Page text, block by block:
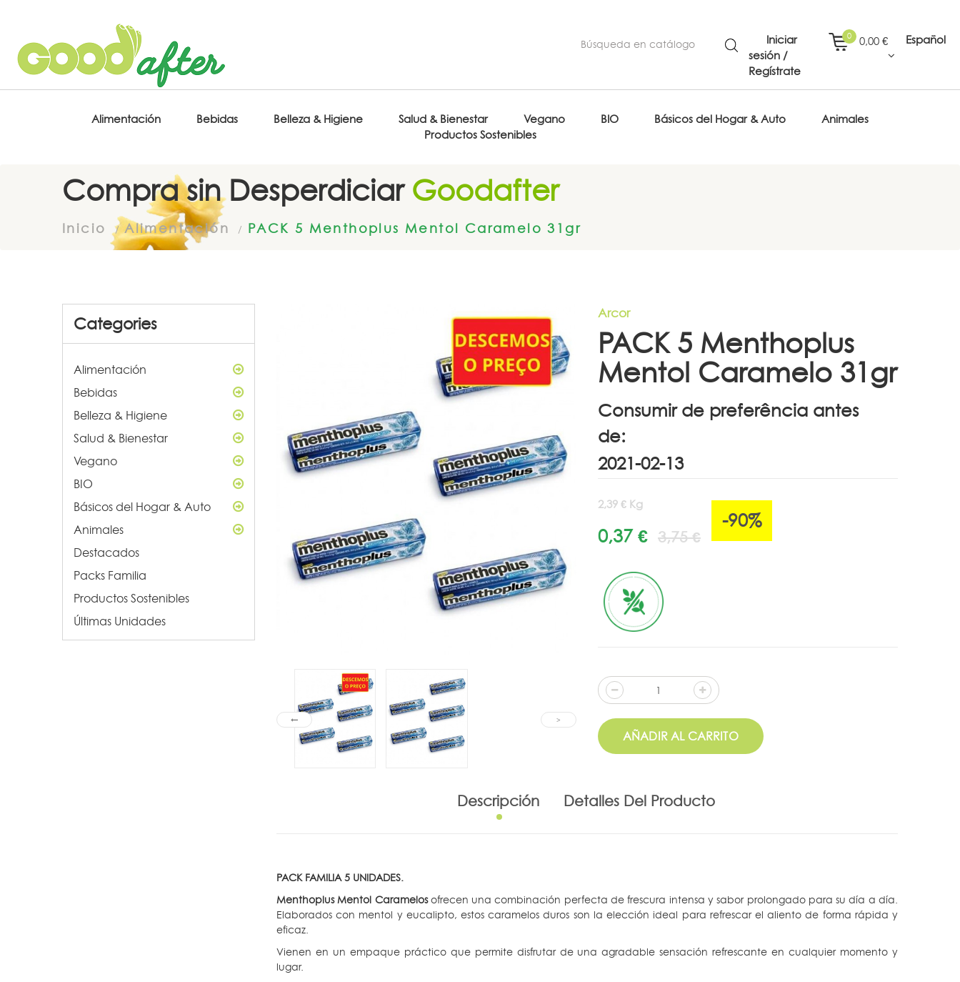
Iniciar
sesión /
Regístrate
0,00 €
0 Español
Alimentación Bebidas Belleza & Higiene Salud & Bienestar Vegano BIO Básicos del Hogar & Auto
Animales
Productos Sostenibles
Compra sin DesperdiciarGoodafter
Inicio Alimentación PACK 5 Menthoplus Mentol Caramelo 31gr
Categories
Alimentación
Bebidas
Belleza & Higiene
Salud & Bienestar
Vegano
BIO
Básicos del Hogar & Auto
Animales
Destacados
Packs Familia
Productos Sostenibles
Últimas Unidades
Arcor
PACK 5 Menthoplus
Mentol Caramelo 31gr
Consumir de preferência antes
de:
2,39 € Kg
0,37 € 3,75 €
-90%
AÑADIR AL CARRITO
Descripción Detalles Del Producto
PACK FAMILIA 5 UNIDADES.
Menthoplus Mentol Caramelosofrecen una combinación perfecta de frescura intensa y sabor prolongado para su día a día.
Elaborados con mentol y eucalipto, estos caramelos duros son la elección ideal para refrescar el aliento de forma rápida y
eficaz.
Vienen en un empaque práctico que permite disfrutar de una agradable sensación refrescante en cualquier momento y
lugar.